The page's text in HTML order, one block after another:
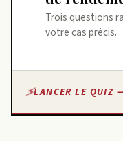
Trois questions
votre cas précis.
LANCER LE QUIZ